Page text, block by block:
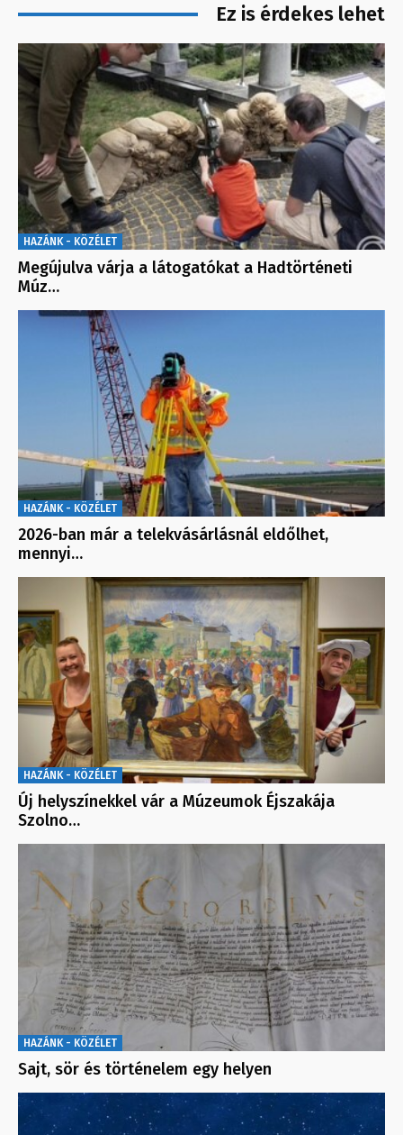
Ez is érdekes lehet
HAZÁNK - KÖZÉLET
Megújulva várja a látogatókat a Hadtörténeti
Múz…
HAZÁNK - KÖZÉLET
2026-ban már a telekvásárlásnál eldőlhet,
mennyi…
HAZÁNK - KÖZÉLET
Új helyszínekkel vár a Múzeumok Éjszakája
Szolno…
HAZÁNK - KÖZÉLET
Sajt, sör és történelem egy helyen